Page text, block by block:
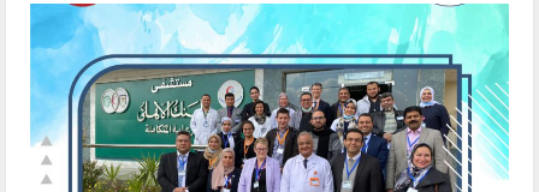
الجزء
الثالث
لطب
الأسرة
المؤهل
للجزء
الرابع